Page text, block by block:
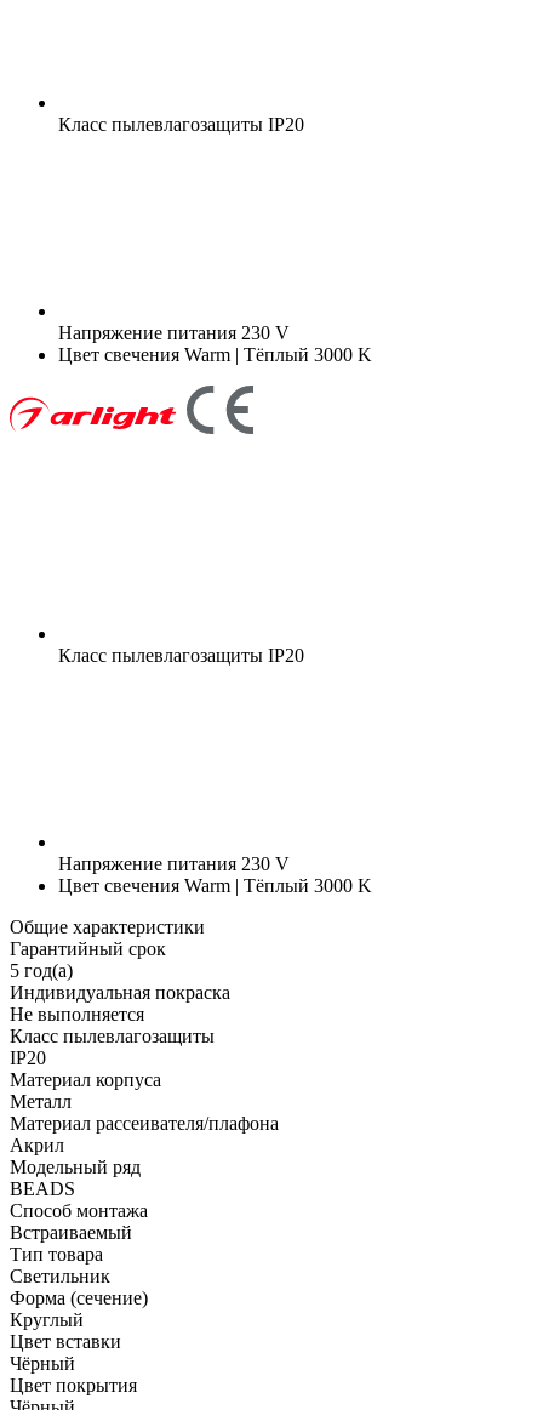
Класс пылевлагозащиты IP20
Напряжение питания 230 V
Цвет свечения Warm | Тёплый 3000 K
Класс пылевлагозащиты IP20
Напряжение питания 230 V
Цвет свечения Warm | Тёплый 3000 K
Общие характеристики
Гарантийный срок
5 год(а)
Индивидуальная покраска
Не выполняется
Класс пылевлагозащиты
IP20
Материал корпуса
Металл
Материал рассеивателя/плафона
Акрил
Модельный ряд
BEADS
Способ монтажа
Встраиваемый
Тип товара
Светильник
Форма (сечение)
Круглый
Цвет вставки
Чёрный
Цвет покрытия